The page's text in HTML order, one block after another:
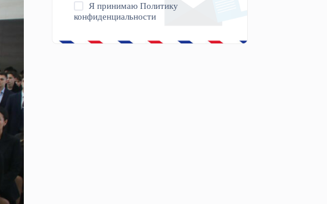
Я принимаюПолитику
конфиденциальности